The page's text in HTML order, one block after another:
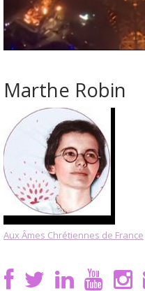
Marthe Robin
Aux Âmes Chrétiennes de France